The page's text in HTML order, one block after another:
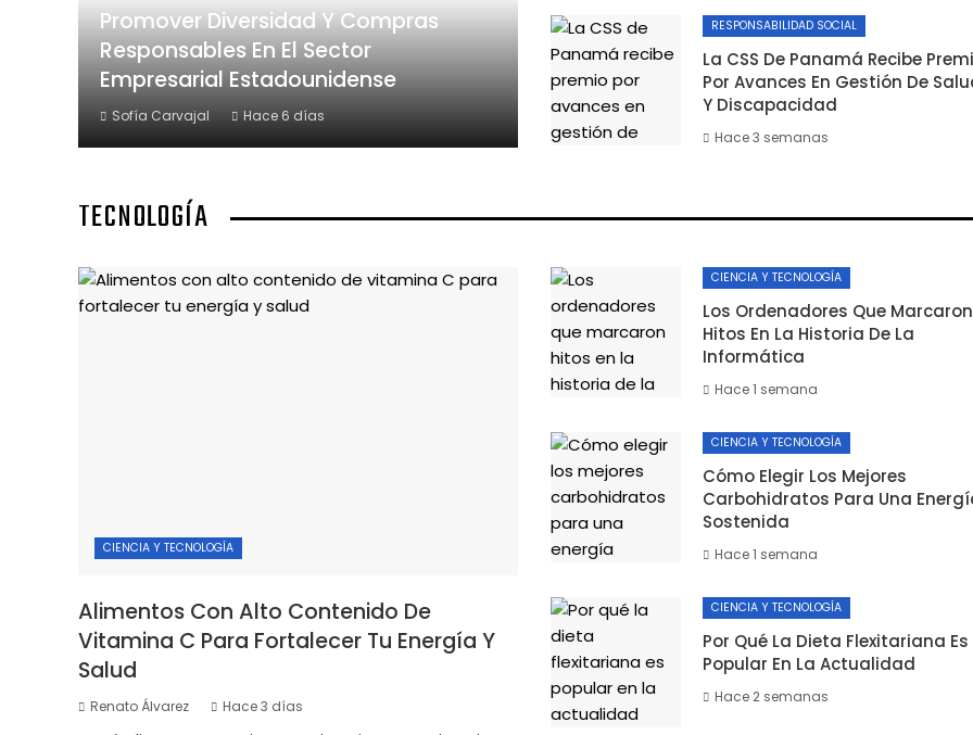
Promover Diversidad Y Compras
Responsables En El Sector
Empresarial Estadounidense
Sofía Carvajal Hace 6 días
RESPONSABILIDAD SOCIAL
La CSS De Panamá Recibe
Por Avances En Gestión De
Y Discapacidad
Hace 3 semanas
TECNOLOGÍA
CIENCIA Y TECNOLOGÍA
Alimentos Con Alto Contenido De
Vitamina C Para Fortalecer Tu Energía Y
Salud
Renato Álvarez Hace 3 días
CIENCIA Y TECNOLOGÍA
Los Ordenadores Que Marcaron
Hitos En La Historia De La
Informática
Hace 1 semana
CIENCIA Y TECNOLOGÍA
Cómo Elegir Los Mejores
Carbohidratos Para Una
Sostenida
Hace 1 semana
CIENCIA Y TECNOLOGÍA
Por Qué La Dieta Flexitariana Es
Popular En La Actualidad
Hace 2 semanas